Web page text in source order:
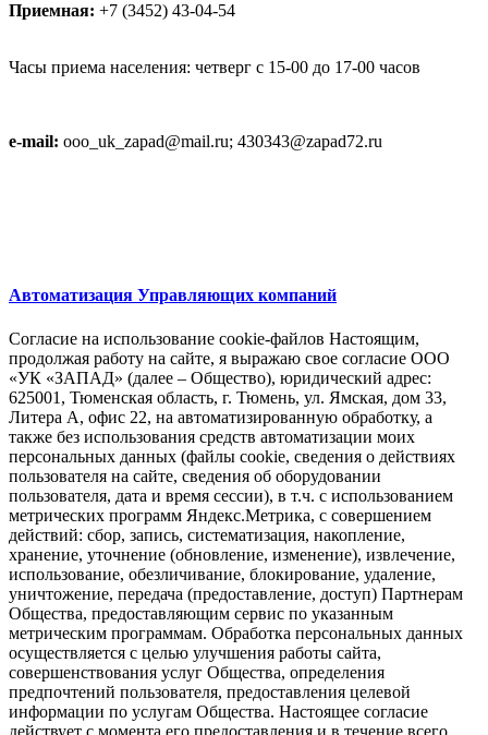
Приемная: +7 (3452) 43-04-54
Часы приема населения: четверг с 15-00 до 17-00 часов
e-mail: ooo_uk_zapad@mail.ru; 430343@zapad72.ru
Автоматизация Управляющих компаний
Согласие на использование cookie-файлов Настоящим,
продолжая работу на сайте, я выражаю свое согласие ООО
«УК «ЗАПАД» (далее – Общество), юридический адрес:
625001, Тюменская область, г. Тюмень, ул. Ямская, дом 33,
Литера А, офис 22, на автоматизированную обработку, а
также без использования средств автоматизации моих
персональных данных (файлы cookie, сведения о действиях
пользователя на сайте, сведения об оборудовании
пользователя, дата и время сессии), в т.ч. с использованием
метрических программ Яндекс.Метрика, с совершением
действий: сбор, запись, систематизация, накопление,
хранение, уточнение (обновление, изменение), извлечение,
использование, обезличивание, блокирование, удаление,
уничтожение, передача (предоставление, доступ) Партнерам
Общества, предоставляющим сервис по указанным
метрическим программам. Обработка персональных данных
осуществляется с целью улучшения работы сайта,
совершенствования услуг Общества, определения
предпочтений пользователя, предоставления целевой
информации по услугам Общества. Настоящее согласие
действует с момента его предоставления и в течение всего